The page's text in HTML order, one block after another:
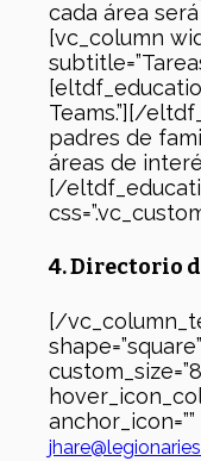
cada área
[vc_column
Teams.”][/
padres de
áreas de
[/
4. Directorio
[/